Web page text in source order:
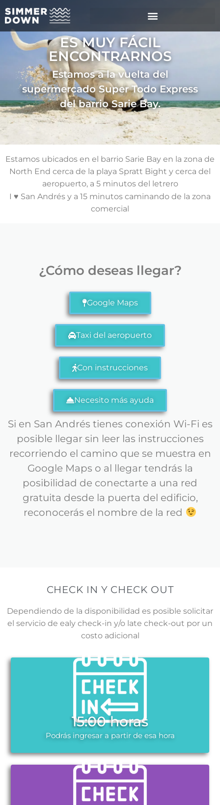
ES MUY FÁCIL
ENCONTRARNOS
Estamos a la vuelta del
supermercado Super Todo Express
del barrio Sarie Bay.
Estamos ubicados en el barrio Sarie Bay en la zona de
North End cerca de la playa Spratt Bight y cerca del
aeropuerto, a 5 minutos del letrero
I ♥ San Andrés y a 15 minutos caminando de la zona
comercial
¿Cómo deseas llegar?
Google Maps
Taxi del aeropuerto
Con instrucciones
Necesito más ayuda
Si en San Andrés tienes conexión Wi-Fi es
posible llegar sin leer las instrucciones
recorriendo el camino que se muestra en
Google Maps o al llegar tendrás la
posibilidad de conectarte a una red
gratuita desde la puerta del edificio,
reconocerás el nombre de la red
CHECK IN Y CHECK OUT
Dependiendo de la disponibilidad es posible solicitar
el servicio de ealy check-in y/o late check-out por un
costo adicional
15:00 horas
Podrás ingresar a partir de esa hora